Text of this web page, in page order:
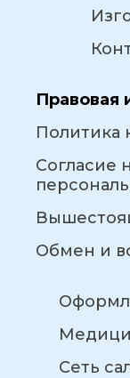
Правовая
Политика
Согласие
Обмен и
Сеть